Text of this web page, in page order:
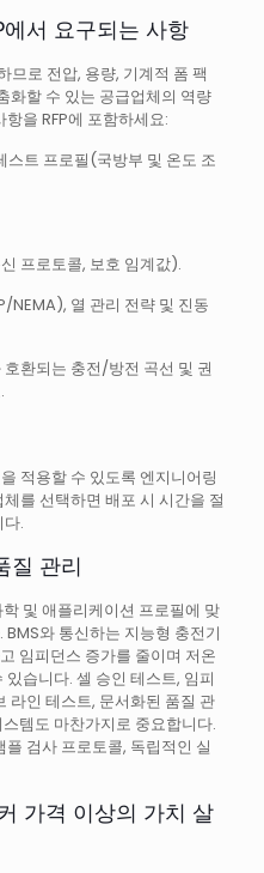
서 요구되는 사항
므로 전압, 용량, 기계적 폼 팩
화할 수 있는 공급업체의 역량
을 RFP에 포함하세요:
스트 프로필(국방부 및 온도 조
프로토콜, 보호 임계값).
NEMA), 열 관리 전략 및 진동
환되는 충전/방전 곡선 및 권
적용할 수 있도록 엔지니어링
를 선택하면 배포 시 시간을 절
.
질 관리
및 애플리케이션 프로필에 맞
와 통신하는 지능형 충전기
임피던스 증가를 줄이며 저온
습니다. 셀 승인 테스트, 임피
라인 테스트, 문서화된 품질 관
템도 마찬가지로 중요합니다.
검사 프로토콜, 독립적인 실
가격 이상의 가치 살